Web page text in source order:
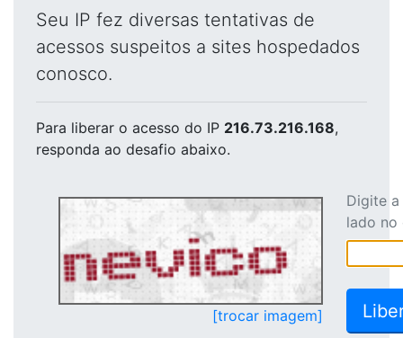
Seu IP fez diversas tentativas de
acessos suspeitos a sites hospedados
conosco.
Para liberar o acesso do IP 216.73.216.168,
responda ao desafio abaixo.
[trocar imagem]
Digite
lado no